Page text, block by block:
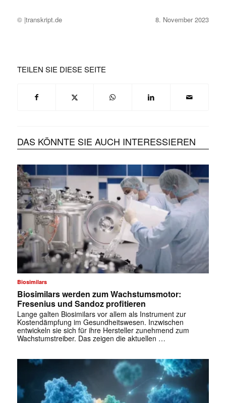
© |transkript.de 8. November 2023
TEILEN SIE DIESE SEITE
DAS KÖNNTE SIE AUCH INTERESSIEREN
Biosimilars
Biosimilars werden zum Wachstumsmotor:
Fresenius und Sandoz profitieren
Lange galten Biosimilars vor allem als Instrument zur
Kostendämpfung im Gesundheitswesen. Inzwischen
entwickeln sie sich für ihre Hersteller zunehmend zum
Wachstumstreiber. Das zeigen die aktuellen …